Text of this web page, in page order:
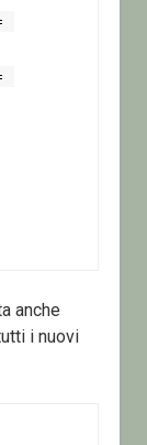
anche
i nuovi